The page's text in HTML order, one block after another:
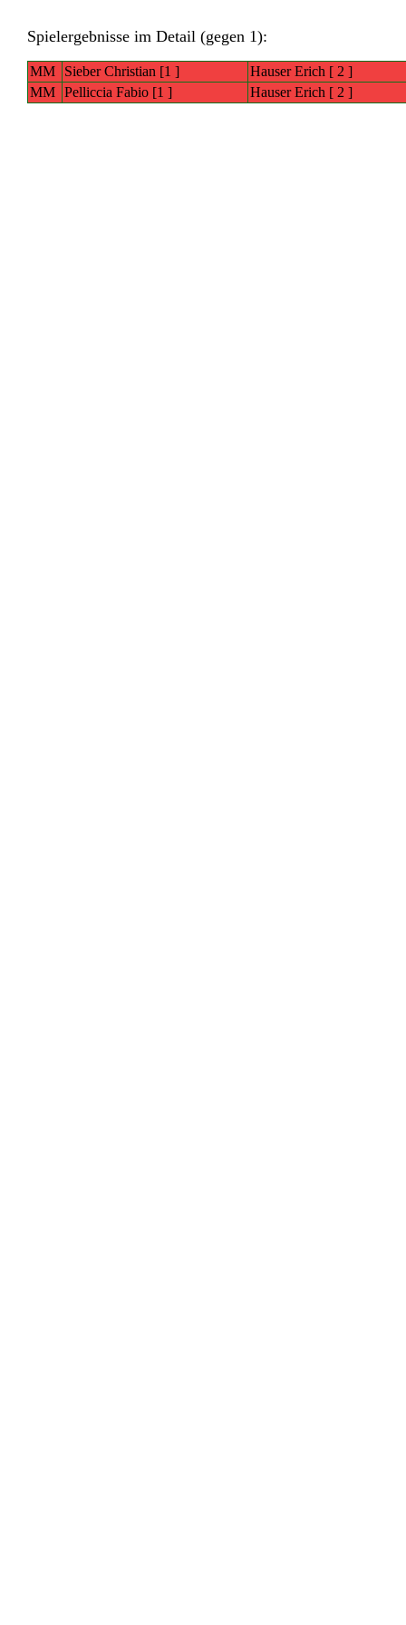
Spielergebnisse im Detail (gegen 1):
MM Sieber Christian [1 ]
Hauser Erich [ 2 ]
MM Pelliccia Fabio [1 ] Hauser Erich [ 2 ]